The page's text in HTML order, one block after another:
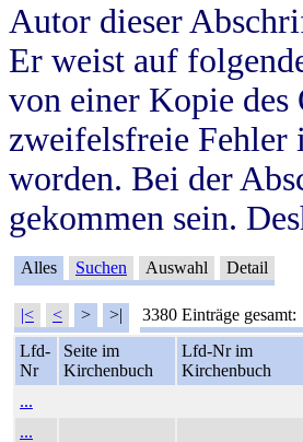
Autor dieser
Er weist auf
von einer Kopie
zweifelsfreie
worden. Bei der
gekommen sein.
Alles Suchen Auswahl Detail
|< < > >| 3380 Einträge gesamt:
Lfd-
Nr
Seite im
Kirchenbuch
Lfd-Nr im
Kirchenbuch
...
...